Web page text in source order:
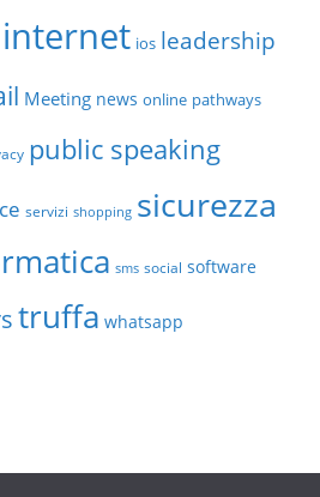
internet ios leadership
Meeting news online pathways
public speaking
servizi shopping sicurezza
sms social software
truffa whatsapp